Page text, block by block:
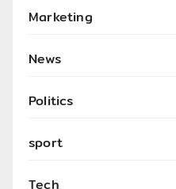
Marketing
News
Politics
sport
Tech